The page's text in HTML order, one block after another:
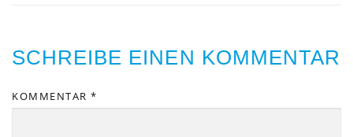
SCHREIBE EINEN KOMMENTAR
KOMMENTAR *